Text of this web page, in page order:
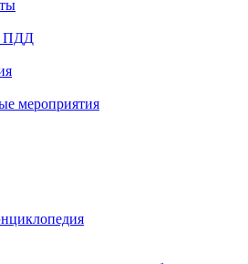
ПДД
мероприятия